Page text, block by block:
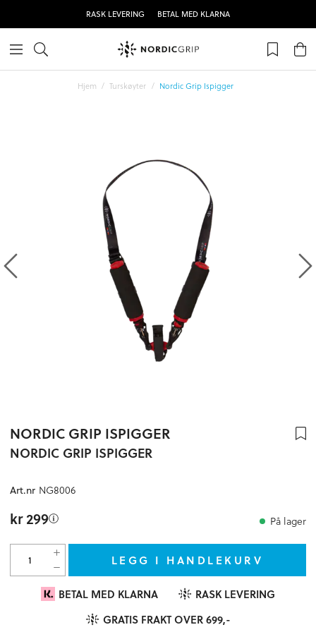
RASK LEVERING BETAL MED KLARNA
Hjem Turskøyter Nordic Grip Ispigger
NORDIC GRIP ISPIGGER
NORDIC GRIP ISPIGGER
Art.nr NG8006
kr 299 På lager
LEGG I HANDLEKURV
BETAL MED KLARNA
RASK LEVERING
GRATIS FRAKT OVER 699,-